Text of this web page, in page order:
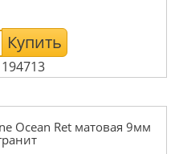
Купить
Ocean Ret матовая 9мм